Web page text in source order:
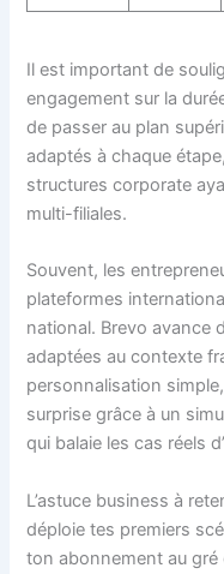
Il est important de
engagement sur la
de passer au plan
adaptés à chaque
structures corporate
multi-filiales.
Souvent, les
plateformes
national. Brevo avance
adaptées au contexte
personnalisation
surprise grâce à un
qui balaie les cas réels
L’astuce business à
déploie tes premiers
ton abonnement au gré